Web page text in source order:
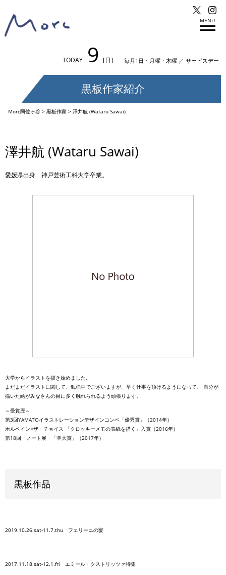
MENU
TODAY 9 [日] 毎月1日・月曜・木曜 ／ サービスデー
黒板作家紹介
Morc阿佐ヶ谷> 黒板作家> 澤井航 (Wataru Sawai)
澤井航 (Wataru Sawai)
愛媛県出身 神戸芸術工科大学卒業。
大学からイラストを描き始めました。
まだまだイラストに関して、勉強中でございますが、早く仕事を頂けるようになって、 自分が
描いた絵がみなさんの目に多く触れられるよう頑張ります。
～受賞歴～
第3回YAMATOイラストレーションデザインコンペ「優秀賞」（2014年）
ホルベイン×ザ・チョイス 「クロッキーメモの表紙を描く」入賞（2016年）
第18回 ノート展 「準大賞」（2017年）
黒板作品
2019.10.26.sat-11.7.thu フェリーニの宴
2017.11.18.sat-12.1.fri エミール・クストリッツァ特集